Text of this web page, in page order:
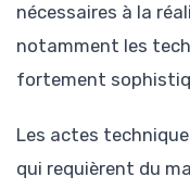
nécessaires à la
notamment les
fortement
Les actes
qui requièrent du